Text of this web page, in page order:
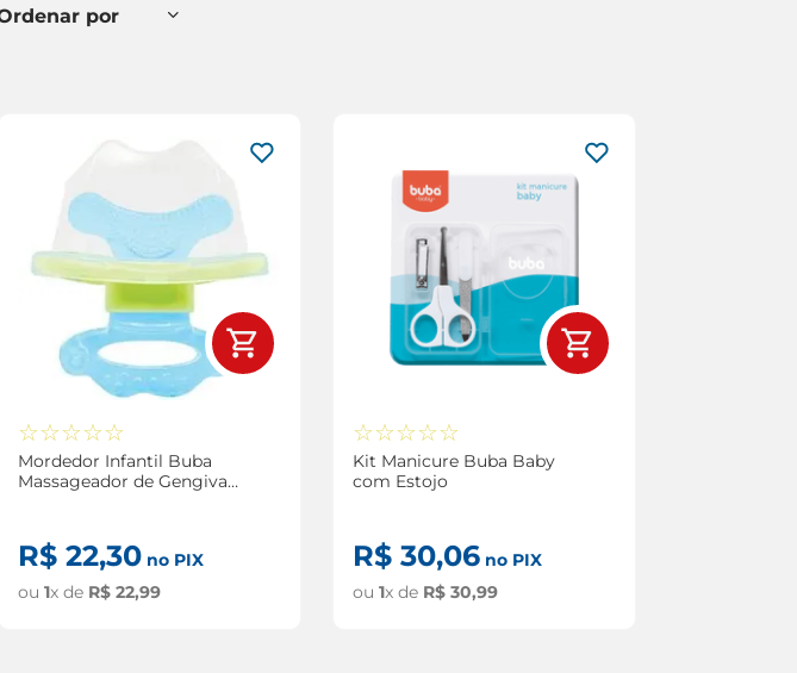
☆☆☆☆☆
Mordedor Infantil Buba
Massageador de Gengiva
R$ 22,30no PIX
ou 1x de R$ 22,99
☆☆☆☆☆
Kit Manicure Buba Baby
com Estojo
R$ 30,06no PIX
ou 1x de R$ 30,99